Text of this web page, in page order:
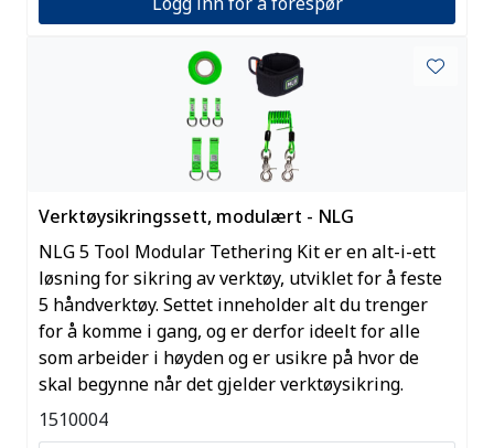
Verktøysikringssett, modulært - NLG
NLG 5 Tool Modular Tethering Kit er en alt-i-ett
løsning for sikring av verktøy, utviklet for å feste
5 håndverktøy. Settet inneholder alt du trenger
for å komme i gang, og er derfor ideelt for alle
som arbeider i høyden og er usikre på hvor de
skal begynne når det gjelder verktøysikring.
1510004